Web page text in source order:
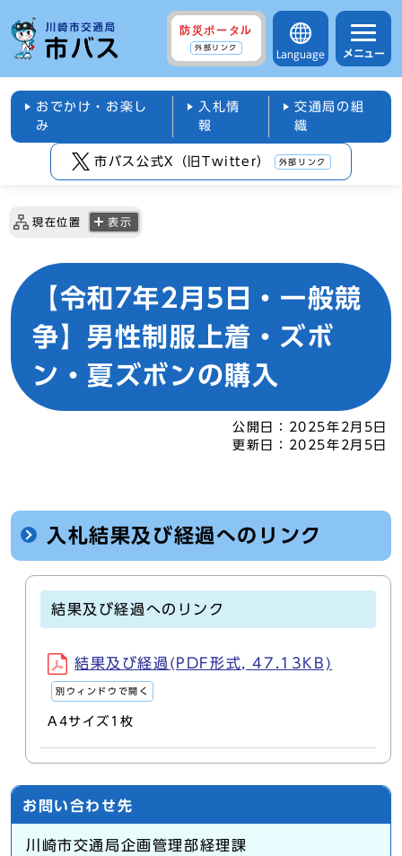
防災ポータル
外部リンク
Language メニュー
おでかけ・お楽し
み
入札情
報
交通局の組
織
市バス公式X（旧Twitter） 外部リンク
現在位置 表示
【令和7年2月5日・一般競
争】男性制服上着・ズボ
ン・夏ズボンの購入
公開日：
2025年2月5日
更新日：
2025年2月5日
入札結果及び経過へのリンク
結果及び経過へのリンク
結果及び経過(PDF形式, 47.13KB)
別ウィンドウで開く
A4サイズ1枚
お問い合わせ先
川崎市交通局企画管理部経理課